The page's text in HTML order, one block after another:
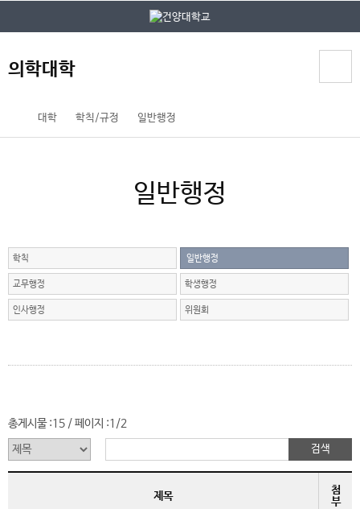
의학대학
페
대학 학칙/규정 일반행정
일반행정
학칙 일반행정
교무행정 학생행정
인사행정 위원회
총게시물 :15 /페이지 :1/2
제목
첨
부